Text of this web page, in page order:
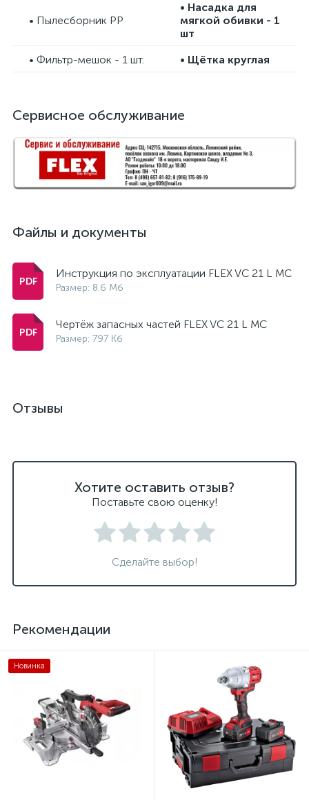
• Пылесборник PP
• Насадка для
мягкой обивки - 1
шт
• Фильтр-мешок - 1 шт.
• Щётка круглая
Сервисное обслуживание
Файлы и документы
Инструкция по эксплуатации FLEX VC 21 L MC
Размер: 8.6 Мб
Чертёж запасных частей FLEX VC 21 L MC
Размер: 797 Кб
Отзывы
Хотите оставить отзыв?
Поставьте свою оценку!
Сделайте выбор!
Рекомендации
Новинка